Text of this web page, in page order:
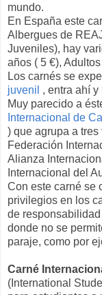
mundo.
En España este
Albergues de
Juveniles), hay
años ( 5 €),
Los carnés se
juvenil , entra ahí
Muy parecido a
Internacional de
) que agrupa a
Federación
Alianza
Internacional del
Con este carné se
privilegios en los
de
donde no se
paraje, como por
Carné
(International